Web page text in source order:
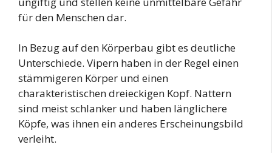
für den Menschen dar.
In Bezug auf den Körperbau gibt es deutliche
Unterschiede. Vipern haben in der Regel einen
stämmigeren Körper und einen
charakteristischen dreieckigen Kopf. Nattern
sind meist schlanker und haben länglichere
Köpfe, was ihnen ein anderes Erscheinungsbild
verleiht.